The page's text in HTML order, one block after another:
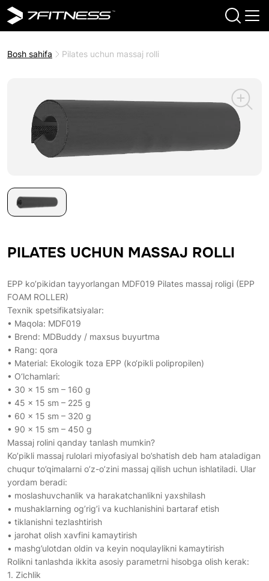
Bosh sahifa Pilates uchun massaj rolli
PILATES UCHUN MASSAJ ROLLI
EPP ko’pikidan tayyorlangan MDF019 Pilates massaj roligi (EPP
FOAM ROLLER)
Texnik spetsifikatsiyalar:
• Maqola: MDF019
• Brend: MDBuddy / maxsus buyurtma
• Rang: qora
• Material: Ekologik toza EPP (ko‘pikli polipropilen)
• O‘lchamlari:
• 30 × 15 sm – 160 g
• 45 × 15 sm – 225 g
• 60 × 15 sm – 320 g
• 90 × 15 sm – 450 g
Massaj rolini qanday tanlash mumkin?
Ko’pikli massaj rulolari miyofasiyal bo’shatish deb ham ataladigan
chuqur to’qimalarni o’z-o’zini massaj qilish uchun ishlatiladi. Ular
yordam beradi:
• moslashuvchanlik va harakatchanlikni yaxshilash
• mushaklarning og’rig’i va kuchlanishini bartaraf etish
• tiklanishni tezlashtirish
• jarohat olish xavfini kamaytirish
• mashg’ulotdan oldin va keyin noqulaylikni kamaytirish
Rolikni tanlashda ikkita asosiy parametrni hisobga olish kerak:
1. Zichlik